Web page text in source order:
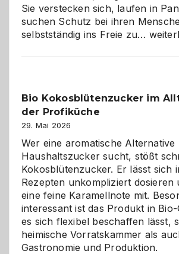
Sie verstecken sich, laufen in
suchen Schutz bei ihren
selbstständig ins Freie zu… Wenn
für
Hunde
im
eigenen
Bio Kokosblütenzucker im
der Profiküche
29. Mai 2026
Wer eine aromatische Alternative
Haushaltszucker sucht, stößt
Kokosblütenzucker. Er lässt sich
Rezepten unkompliziert dosieren
eine feine Karamellnote mit.
interessant ist das Produkt in
es sich flexibel beschaffen lässt,
heimische Vorratskammer als
Gastronomie und Produktion.